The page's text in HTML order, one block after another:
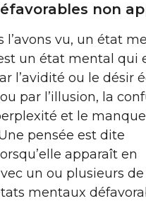
non
l’avons vu, un état
un état mental qui
l’avidité ou le désir
par l’illusion, la
et le
pensée est dite
apparaît en
un ou plusieurs de
mentaux